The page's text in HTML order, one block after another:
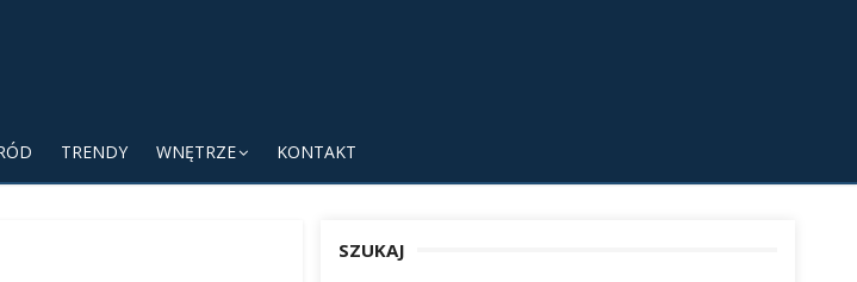
TRENDY WNĘTRZE KONTAKT
SZUKAJ